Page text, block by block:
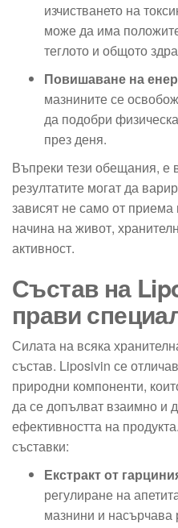
изчистването на
може да има
теглото и общото
Повишаване на
мазнините се
да подобри
през деня.
Въпреки тези обещания, е
резултатите могат да
зависят не само от приема
начина на живот,
активност.
Състав на
прави
Силата на всяка
състав. Liposivin се
природни компоненти,
да се допълват взаимно и
ефективността на
съставки:
Екстракт от
регулиране на
мазнини и насърчава